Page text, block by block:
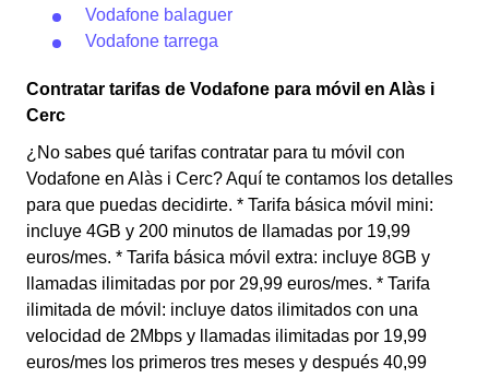
Vodafone balaguer
Vodafone tarrega
Contratar tarifas de Vodafone para móvil en Alàs i
Cerc
¿No sabes qué tarifas contratar para tu móvil con
Vodafone en Alàs i Cerc? Aquí te contamos los detalles
para que puedas decidirte. * Tarifa básica móvil mini:
incluye 4GB y 200 minutos de llamadas por 19,99
euros/mes. * Tarifa básica móvil extra: incluye 8GB y
llamadas ilimitadas por por 29,99 euros/mes. * Tarifa
ilimitada de móvil: incluye datos ilimitados con una
velocidad de 2Mbps y llamadas ilimitadas por 19,99
euros/mes los primeros tres meses y después 40,99